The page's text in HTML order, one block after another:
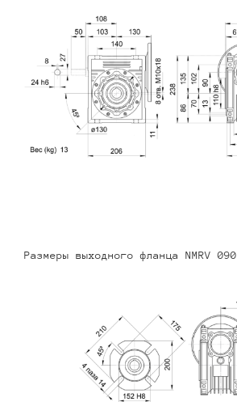
Размеры выходного фланца NMRV 090